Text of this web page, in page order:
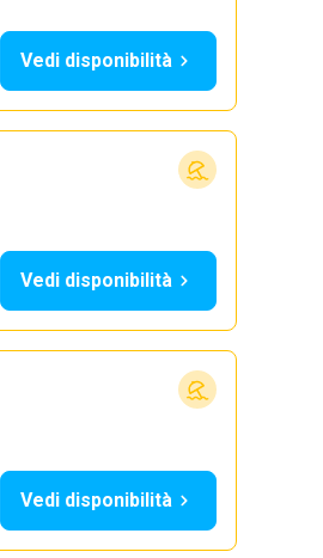
Vedi disponibilità
Vedi disponibilità
Vedi disponibilità